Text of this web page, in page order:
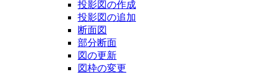
投影図の作成
投影図の追加
断面図
部分断面
図の更新
図枠の変更